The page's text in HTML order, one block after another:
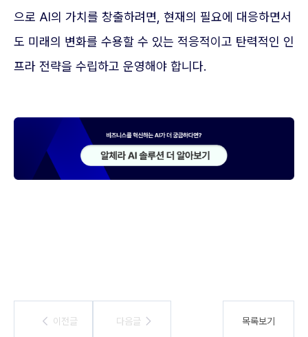
으로 AI의 가치를 창출하려면, 현재의 필요에 대응하면서
도 미래의 변화를 수용할 수 있는 적응적이고 탄력적인 인
프라 전략을 수립하고 운영해야 합니다.
이전글
이전글 다음글
다음글 목록보기